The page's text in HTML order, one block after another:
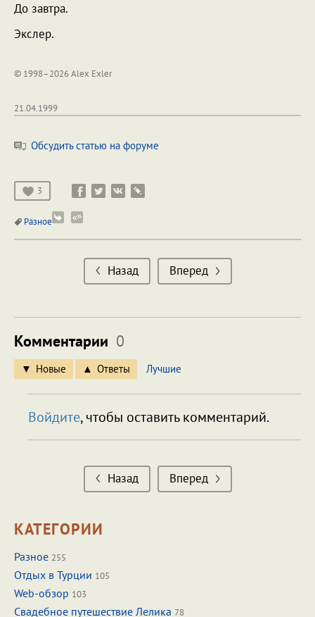
До завтра.
Экслер.
© 1998–2026 Alex Exler
21.04.1999
Обсудить статью на форуме
3
Разное
Назад Вперед
Комментарии 0
Новые Ответы Лучшие
Войдите, чтобы оставить комментарий.
Назад Вперед
КАТЕГОРИИ
Разное 255
Отдых в Турции 105
Web-обзор 103
Свадебное путешествие Лелика 78